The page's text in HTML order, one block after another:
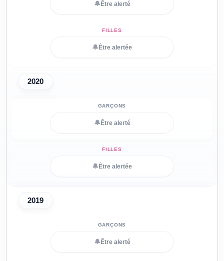
🔔 Être alerté
🔔 Être alertée
2020
🔔 Être alerté
🔔 Être alertée
2019
🔔 Être alerté